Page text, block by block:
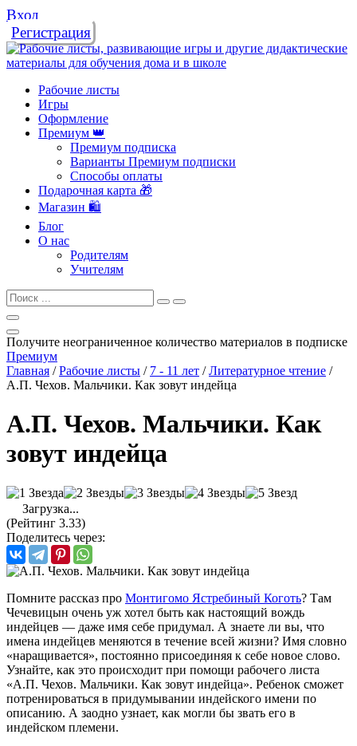
Вход
Регистрация
Рабочие листы
Игры
Оформление
Премиум 👑
Премиум подписка
Варианты Премиум подписки
Способы оплаты
Подарочная карта 🎁
Магазин 🛍️
Блог
О нас
Родителям
Учителям
Получите неограниченное количество материалов в подписке
Премиум
Главная /Рабочие листы / 7 - 11 лет /Литературное чтение /
А.П. Чехов. Мальчики. Как зовут индейца
А.П. Чехов. Мальчики. Как
зовут индейца
Загрузка...
(Рейтинг 3.33)
Поделитесь через:
Помните рассказ про Монтигомо Ястребиный Коготь? Там
Чечевицын очень уж хотел быть как настоящий вождь
индейцев — даже имя себе придумал. А знаете ли вы, что
имена индейцев меняются в течение всей жизни? Имя словно
«наращивается», постоянно присоединяя к себе новое слово.
Узнайте, как это происходит при помощи рабочего листа
«А.П. Чехов. Мальчики. Как зовут индейца». Ребенок сможет
потренироваться в придумывании индейского имени по
описанию. А заодно узнает, как могли бы звать его в
индейском племени.